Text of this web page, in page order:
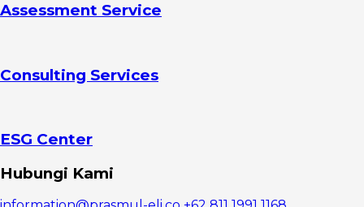
Assessment Service
Consulting Services
ESG Center
Hubungi Kami